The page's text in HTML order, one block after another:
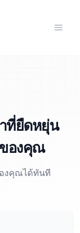
ที่ยืดหยุ่น
องคุณ
งคุณได้ทันที